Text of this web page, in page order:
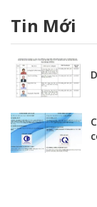
Tin Mới